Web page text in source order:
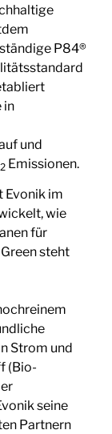
P84®
in
und
2 Emissionen.
Evonik im
wie
für
steht
Strom und
(Bio-
seine
Partnern